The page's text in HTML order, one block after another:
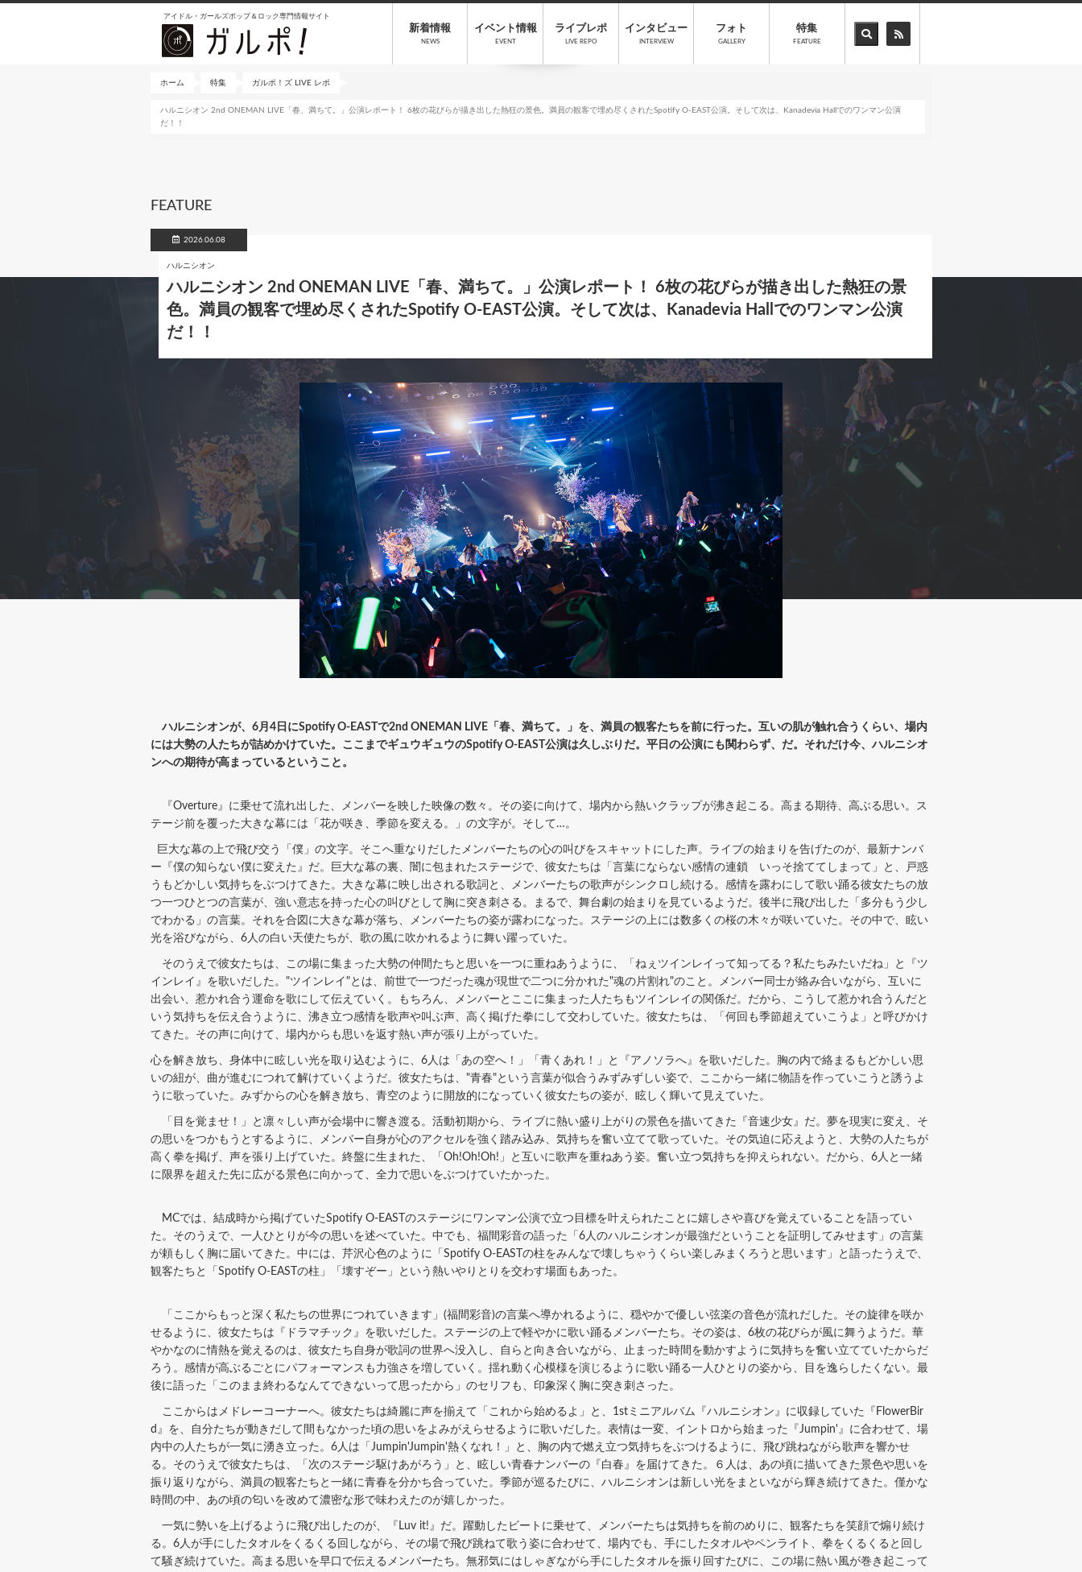
アイドル・ガールズポップ＆ロック専門情報サイト
新着情報
NEWS
イベント情報
EVENT
ライブレポ
LIVE REPO
インタビュー
INTERVIEW
フォト
GALLERY
特集
FEATURE
ホーム 特集 ガルポ！ズ LIVE レポ
ハルニシオン 2nd ONEMAN LIVE「春、満ちて。」公演レポート！ 6枚の花びらが描き出した熱狂の景色。満員の観客で埋め尽くされたSpotify O-EAST公演。そして次は、Kanadevia Hallでのワンマン公演
だ！！
FEATURE
2026.06.08
ハルニシオン
ハルニシオン 2nd ONEMAN LIVE「春、満ちて。」公演レポート！ 6枚の花びらが描き出した熱狂の景
色。満員の観客で埋め尽くされたSpotify O-EAST公演。そして次は、Kanadevia Hallでのワンマン公演
だ！！
ハルニシオンが、6月4日にSpotify O-EASTで2nd ONEMAN LIVE「春、満ちて。」を、満員の観客たちを前に行った。互いの肌が触れ合うくらい、場内
には大勢の人たちが詰めかけていた。ここまでギュウギュウのSpotify O-EAST公演は久しぶりだ。平日の公演にも関わらず、だ。それだけ今、ハルニシオ
ンへの期待が高まっているということ。
『Overture』に乗せて流れ出した、メンバーを映した映像の数々。その姿に向けて、場内から熱いクラップが沸き起こる。高まる期待、高ぶる思い。ス
テージ前を覆った大きな幕には「花が咲き、季節を変える。」の文字が。そして…。
巨大な幕の上で飛び交う「僕」の文字。そこへ重なりだしたメンバーたちの心の叫びをスキャットにした声。ライブの始まりを告げたのが、最新ナンバ
ー『僕の知らない僕に変えた』だ。巨大な幕の裏、闇に包まれたステージで、彼女たちは「言葉にならない感情の連鎖 いっそ捨ててしまって」と、戸惑
うもどかしい気持ちをぶつけてきた。大きな幕に映し出される歌詞と、メンバーたちの歌声がシンクロし続ける。感情を露わにして歌い踊る彼女たちの放
つ一つひとつの言葉が、強い意志を持った心の叫びとして胸に突き刺さる。まるで、舞台劇の始まりを見ているようだ。後半に飛び出した「多分もう少し
でわかる」の言葉。それを合図に大きな幕が落ち、メンバーたちの姿が露わになった。ステージの上には数多くの桜の木々が咲いていた。その中で、眩い
光を浴びながら、6人の白い天使たちが、歌の風に吹かれるように舞い躍っていた。
そのうえで彼女たちは、この場に集まった大勢の仲間たちと思いを一つに重ねあうように、「ねぇツインレイって知ってる？私たちみたいだね」と『ツ
インレイ』を歌いだした。"ツインレイ"とは、前世で一つだった魂が現世で二つに分かれた"魂の片割れ"のこと。メンバー同士が絡み合いながら、互いに
出会い、惹かれ合う運命を歌にして伝えていく。もちろん、メンバーとここに集まった人たちもツインレイの関係だ。だから、こうして惹かれ合うんだと
いう気持ちを伝え合うように、沸き立つ感情を歌声や叫ぶ声、高く掲げた拳にして交わしていた。彼女たちは、「何回も季節超えていこうよ」と呼びかけ
てきた。その声に向けて、場内からも思いを返す熱い声が張り上がっていた。
心を解き放ち、身体中に眩しい光を取り込むように、6人は「あの空へ！」「青くあれ！」と『アノソラへ』を歌いだした。胸の内で絡まるもどかしい思
いの紐が、曲が進むにつれて解けていくようだ。彼女たちは、"青春"という言葉が似合うみずみずしい姿で、ここから一緒に物語を作っていこうと誘うよ
うに歌っていた。みずからの心を解き放ち、青空のように開放的になっていく彼女たちの姿が、眩しく輝いて見えていた。
「目を覚ませ！」と凛々しい声が会場中に響き渡る。活動初期から、ライブに熱い盛り上がりの景色を描いてきた『音速少女』だ。夢を現実に変え、そ
の思いをつかもうとするように、メンバー自身が心のアクセルを強く踏み込み、気持ちを奮い立てて歌っていた。その気迫に応えようと、大勢の人たちが
高く拳を掲げ、声を張り上げていた。終盤に生まれた、「Oh!Oh!Oh!」と互いに歌声を重ねあう姿。奮い立つ気持ちを抑えられない。だから、6人と一緒
に限界を超えた先に広がる景色に向かって、全力で思いをぶつけていたかった。
MCでは、結成時から掲げていたSpotify O-EASTのステージにワンマン公演で立つ目標を叶えられたことに嬉しさや喜びを覚えていることを語ってい
た。そのうえで、一人ひとりが今の思いを述べていた。中でも、福間彩音の語った「6人のハルニシオンが最強だということを証明してみせます」の言葉
が頼もしく胸に届いてきた。中には、芹沢心色のように「Spotify O-EASTの柱をみんなで壊しちゃうくらい楽しみまくろうと思います」と語ったうえで、
観客たちと「Spotify O-EASTの柱」「壊すぞー」という熱いやりとりを交わす場面もあった。
「ここからもっと深く私たちの世界につれていきます」(福間彩音)の言葉へ導かれるように、穏やかで優しい弦楽の音色が流れだした。その旋律を咲か
せるように、彼女たちは『ドラマチック』を歌いだした。ステージの上で軽やかに歌い踊るメンバーたち。その姿は、6枚の花びらが風に舞うようだ。華
やかなのに情熱を覚えるのは、彼女たち自身が歌詞の世界へ没入し、自らと向き合いながら、止まった時間を動かすように気持ちを奮い立てていたからだ
ろう。感情が高ぶるごとにパフォーマンスも力強さを増していく。揺れ動く心模様を演じるように歌い踊る一人ひとりの姿から、目を逸らしたくない。最
後に語った「このまま終わるなんてできないって思ったから」のセリフも、印象深く胸に突き刺さった。
ここからはメドレーコーナーへ。彼女たちは綺麗に声を揃えて「これから始めるよ」と、1stミニアルバム『ハルニシオン』に収録していた『FlowerBir
d』を、自分たちが動きだして間もなかった頃の思いをよみがえらせるように歌いだした。表情は一変、イントロから始まった『Jumpin'』に合わせて、場
内中の人たちが一気に湧き立った。6人は「Jumpin'Jumpin'熱くなれ！」と、胸の内で燃え立つ気持ちをぶつけるように、飛び跳ねながら歌声を響かせ
る。そのうえで彼女たちは、「次のステージ駆けあがろう」と、眩しい青春ナンバーの『白春』を届けてきた。６人は、あの頃に描いてきた景色や思いを
振り返りながら、満員の観客たちと一緒に青春を分かち合っていた。季節が巡るたびに、ハルニシオンは新しい光をまといながら輝き続けてきた。僅かな
時間の中、あの頃の匂いを改めて濃密な形で味わえたのが嬉しかった。
一気に勢いを上げるように飛び出したのが、『Luv it!』だ。躍動したビートに乗せて、メンバーたちは気持ちを前のめりに、観客たちを笑顔で煽り続け
る。6人が手にしたタオルをくるくる回しながら、その場で飛び跳ねて歌う姿に合わせて、場内でも、手にしたタオルやペンライト、拳をくるくると回し
て騒ぎ続けていた。高まる思いを早口で伝えるメンバーたち。無邪気にはしゃぎながら手にしたタオルを振り回すたびに、この場に熱い風が巻き起こって